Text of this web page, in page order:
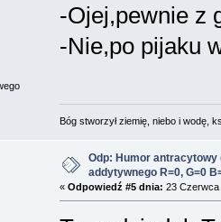
-Ojej,pewnie z
-Nie,po pijaku
Bóg stworzył ziemię, niebo i wodę,
Odp: Humor antracytowy
addytywnego R=0, G=0
« Odpowiedź #5 dnia: 23 Czerwca